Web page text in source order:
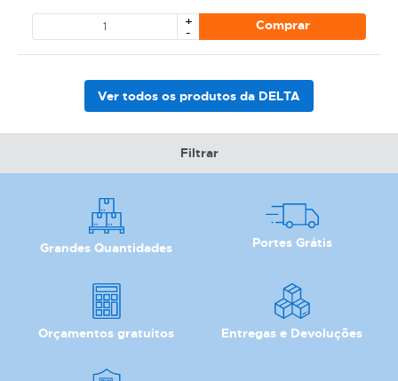
+
- Comprar
Ver todos os produtos da DELTA
Filtrar
Grandes Quantidades Portes Grátis
Orçamentos gratuitos Entregas e Devoluções
CATEGORIA
NOME
MARCA